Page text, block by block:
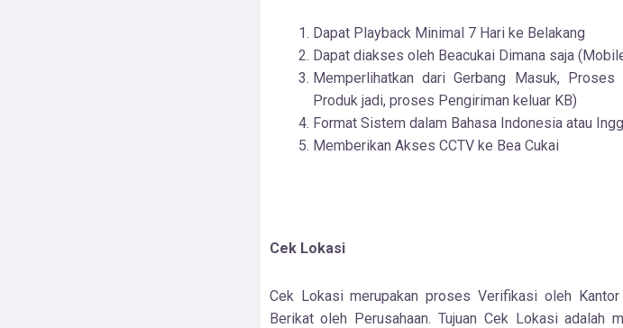
Dapat Playback Minimal 7 Hari ke Belakang
Dapat diakses oleh Beacukai Dimana saja
Memperlihatkan dari Gerbang Masuk,
Produk jadi, proses Pengiriman keluar KB)
Format Sistem dalam Bahasa Indonesia atau
Memberikan Akses CCTV ke Bea Cukai
Cek Lokasi
Cek Lokasi merupakan proses Verifikasi oleh
Berikat oleh Perusahaan. Tujuan Cek Lokasi adalah